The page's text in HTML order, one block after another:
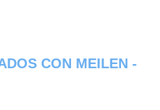
CON MEILEN -